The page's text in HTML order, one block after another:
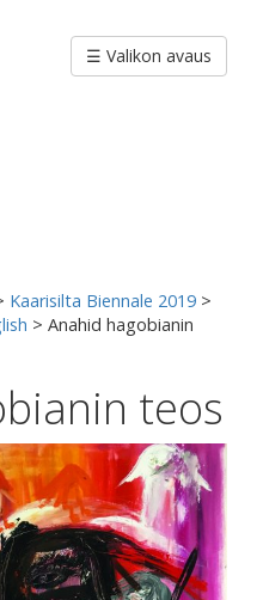
☰ Valikon avaus
Kaarisilta Biennale 2019 >
> Anahid hagobianin
teos